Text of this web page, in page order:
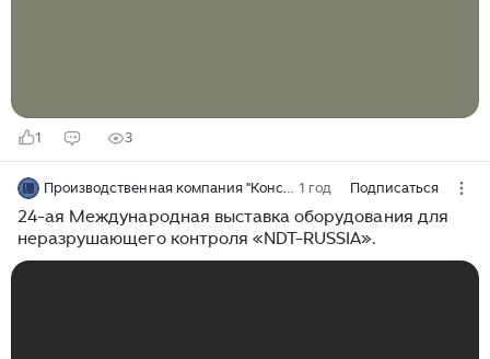
1 3
Производственная компания "Константа УЗК" 1 год Подписаться
24-ая Международная выставка оборудования для
неразрушающего контроля «NDT-RUSSIA».